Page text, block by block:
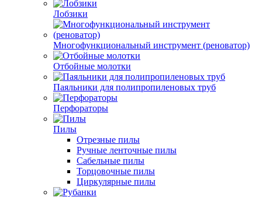
Лобзики
Многофункциональный инструмент (реноватор)
Отбойные молотки
Паяльники для полипропиленовых труб
Перфораторы
Пилы
Отрезные пилы
Ручные ленточные пилы
Сабельные пилы
Торцовочные пилы
Циркулярные пилы